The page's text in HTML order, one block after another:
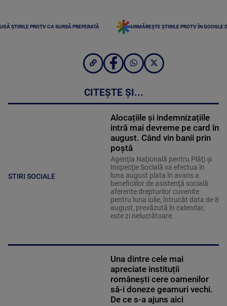
ȘTIRILE PROTV CA SURSĂ PREFERATĂ URMĂREȘTE ȘTIRILE PROTV ÎN GOOGLE
CITEȘTE ȘI...
STIRI SOCIALE
Alocațiile și indemnizațiile
intră mai devreme pe card în
august. Când vin banii prin
poștă
Agenţia Naţională pentru Plăţi şi
Inspecţie Socială va efectua în
luna august plata în avans a
beneficiilor de asistenţă socială
aferente drepturilor cuvenite
pentru luna iulie, întrucât data de 8
august, prevăzută în calendar,
este zi nelucrătoare.
Una dintre cele mai
apreciate instituții
românești cere oamenilor
să-i doneze geamuri vechi.
De ce s-a ajuns aici